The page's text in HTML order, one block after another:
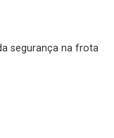
segurança na frota